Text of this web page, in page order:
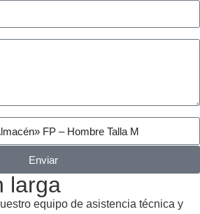
Enviar
larga
equipo de asistencia técnica y